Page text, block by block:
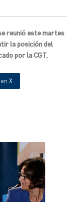
reunió este martes
la posición del
por la CGT.
X